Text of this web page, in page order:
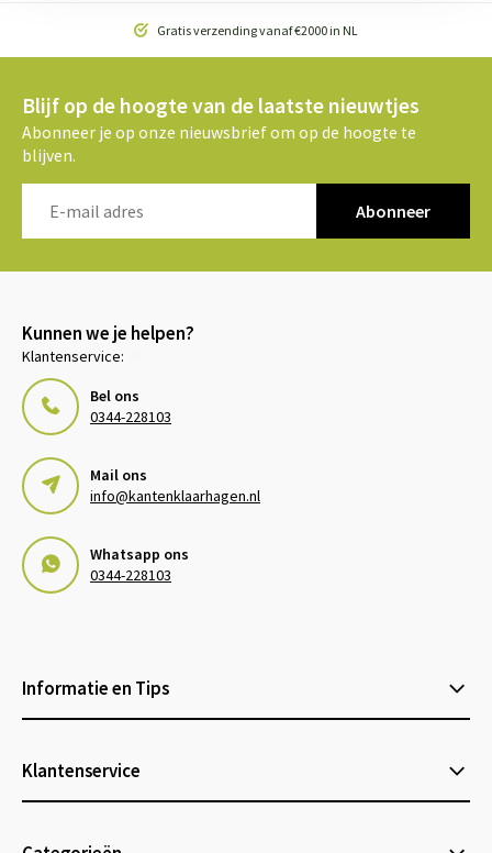
Gratis verzending vanaf €2000 in NL
Blijf op de hoogte van de laatste nieuwtjes
Abonneer je op onze nieuwsbrief om op de hoogte te
blijven.
Abonneer
Kunnen we je helpen?
Klantenservice:
Bel ons
0344-228103
Mail ons
info@kantenklaarhagen.nl
Whatsapp ons
0344-228103
Informatie en Tips
Klantenservice